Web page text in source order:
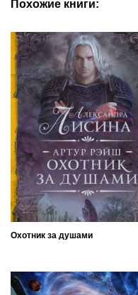
Похожие книги:
Охотник за душами